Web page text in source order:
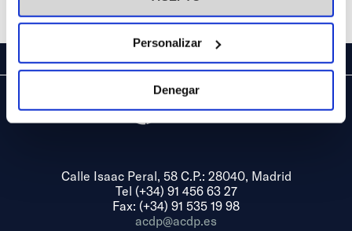
Personalizar
Denegar
Calle Isaac Peral, 58 C.P.: 28040, Madrid
Tel (+34) 91 456 63 27
Fax: (+34) 91 535 19 98
acdp@acdp.es